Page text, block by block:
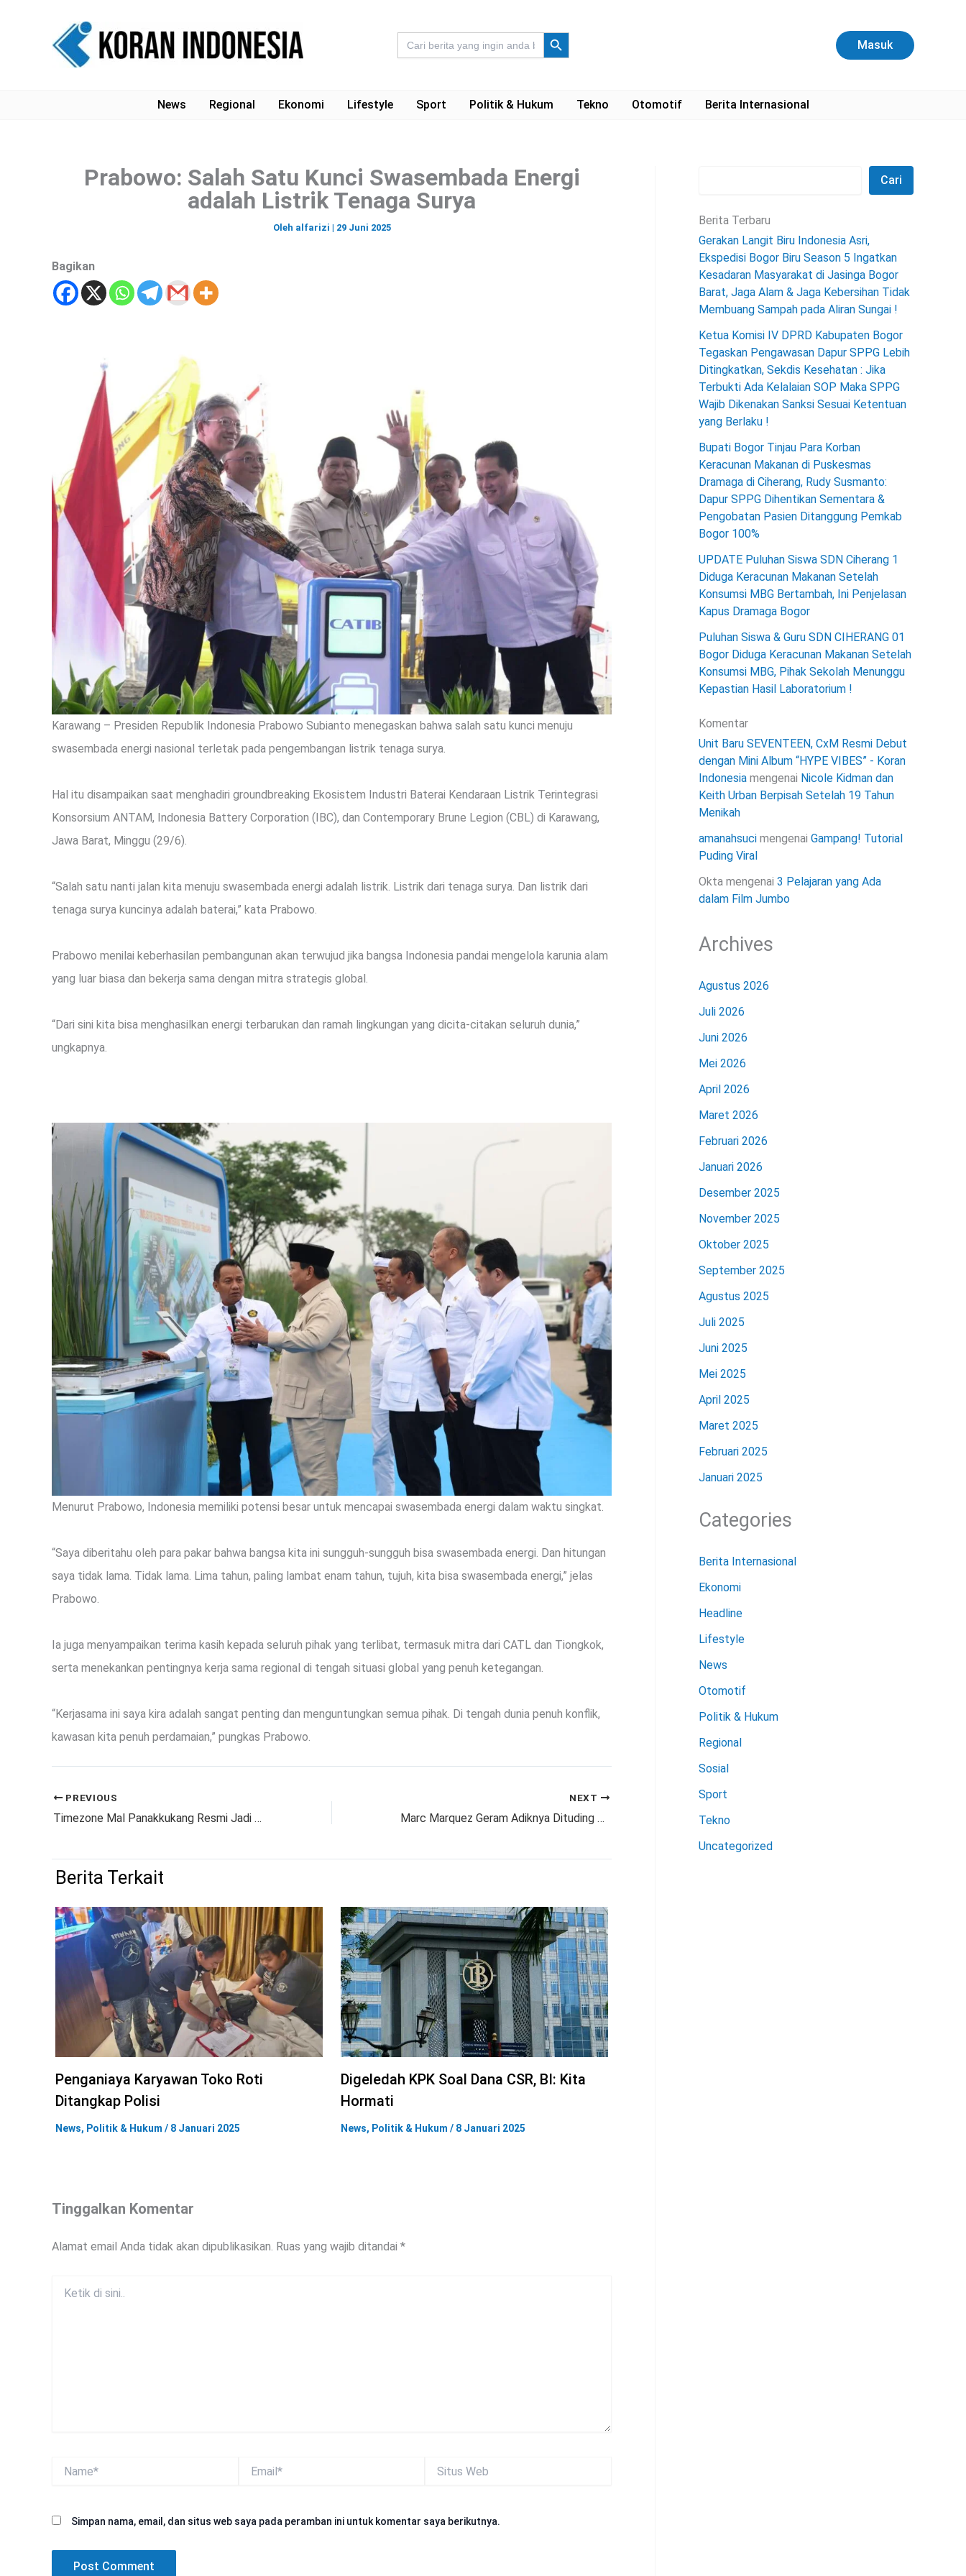
Search
for:
Search Button
Masuk
News Regional Ekonomi Lifestyle Sport Politik & Hukum Tekno Otomotif Berita Internasional
Prabowo: Salah Satu Kunci Swasembada Energi
adalah Listrik Tenaga Surya
Oleh alfarizi | 29 Juni 2025
Bagikan
Karawang – Presiden Republik Indonesia Prabowo Subianto menegaskan bahwa salah satu kunci menuju
swasembada energi nasional terletak pada pengembangan listrik tenaga surya.
Hal itu disampaikan saat menghadiri groundbreaking Ekosistem Industri Baterai Kendaraan Listrik Terintegrasi
Konsorsium ANTAM, Indonesia Battery Corporation (IBC), dan Contemporary Brune Legion (CBL) di Karawang,
Jawa Barat, Minggu (29/6).
“Salah satu nanti jalan kita menuju swasembada energi adalah listrik. Listrik dari tenaga surya. Dan listrik dari
tenaga surya kuncinya adalah baterai,” kata Prabowo.
Prabowo menilai keberhasilan pembangunan akan terwujud jika bangsa Indonesia pandai mengelola karunia alam
yang luar biasa dan bekerja sama dengan mitra strategis global.
“Dari sini kita bisa menghasilkan energi terbarukan dan ramah lingkungan yang dicita-citakan seluruh dunia,”
ungkapnya.
Menurut Prabowo, Indonesia memiliki potensi besar untuk mencapai swasembada energi dalam waktu singkat.
“Saya diberitahu oleh para pakar bahwa bangsa kita ini sungguh-sungguh bisa swasembada energi. Dan hitungan
saya tidak lama. Tidak lama. Lima tahun, paling lambat enam tahun, tujuh, kita bisa swasembada energi,” jelas
Prabowo.
Ia juga menyampaikan terima kasih kepada seluruh pihak yang terlibat, termasuk mitra dari CATL dan Tiongkok,
serta menekankan pentingnya kerja sama regional di tengah situasi global yang penuh ketegangan.
“Kerjasama ini saya kira adalah sangat penting dan menguntungkan semua pihak. Di tengah dunia penuh konflik,
kawasan kita penuh perdamaian,” pungkas Prabowo.
PREVIOUS
Timezone Mal Panakkukang Resmi Jadi Venue Terbesar di Makassar, Hadirkan 110 Permainan Seru
NEXT
Marc Marquez Geram Adiknya Dituding Sengaja Mengalah Saat di Lintasan
Berita Terkait
Penganiaya Karyawan Toko Roti
Ditangkap Polisi
News, Politik & Hukum / 8 Januari 2025
Digeledah KPK Soal Dana CSR, BI: Kita
Hormati
News, Politik & Hukum / 8 Januari 2025
Tinggalkan Komentar
Alamat email Anda tidak akan dipublikasikan. Ruas yang wajib ditandai *
Web
Simpan nama, email, dan situs web saya pada peramban ini untuk komentar saya berikutnya.
Cari
Berita Terbaru
Gerakan Langit Biru Indonesia Asri,
Ekspedisi Bogor Biru Season 5 Ingatkan
Kesadaran Masyarakat di Jasinga Bogor
Barat, Jaga Alam & Jaga Kebersihan Tidak
Membuang Sampah pada Aliran Sungai !
Ketua Komisi IV DPRD Kabupaten Bogor
Tegaskan Pengawasan Dapur SPPG Lebih
Ditingkatkan, Sekdis Kesehatan : Jika
Terbukti Ada Kelalaian SOP Maka SPPG
Wajib Dikenakan Sanksi Sesuai Ketentuan
yang Berlaku !
Bupati Bogor Tinjau Para Korban
Keracunan Makanan di Puskesmas
Dramaga di Ciherang, Rudy Susmanto:
Dapur SPPG Dihentikan Sementara &
Pengobatan Pasien Ditanggung Pemkab
Bogor 100%
UPDATE Puluhan Siswa SDN Ciherang 1
Diduga Keracunan Makanan Setelah
Konsumsi MBG Bertambah, Ini Penjelasan
Kapus Dramaga Bogor
Puluhan Siswa & Guru SDN CIHERANG 01
Bogor Diduga Keracunan Makanan Setelah
Konsumsi MBG, Pihak Sekolah Menunggu
Kepastian Hasil Laboratorium !
Komentar
Unit Baru SEVENTEEN, CxM Resmi Debut
dengan Mini Album “HYPE VIBES” - Koran
Indonesia mengenai Nicole Kidman dan
Keith Urban Berpisah Setelah 19 Tahun
Menikah
amanahsuci mengenai Gampang! Tutorial
Puding Viral
Okta mengenai 3 Pelajaran yang Ada
dalam Film Jumbo
Archives
Agustus 2026
Juli 2026
Juni 2026
Mei 2026
April 2026
Maret 2026
Februari 2026
Januari 2026
Desember 2025
November 2025
Oktober 2025
September 2025
Agustus 2025
Juli 2025
Juni 2025
Mei 2025
April 2025
Maret 2025
Februari 2025
Januari 2025
Categories
Berita Internasional
Ekonomi
Headline
Lifestyle
News
Otomotif
Politik & Hukum
Regional
Sosial
Sport
Tekno
Uncategorized